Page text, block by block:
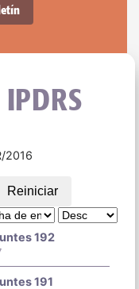
2016
Reiniciar
192
191